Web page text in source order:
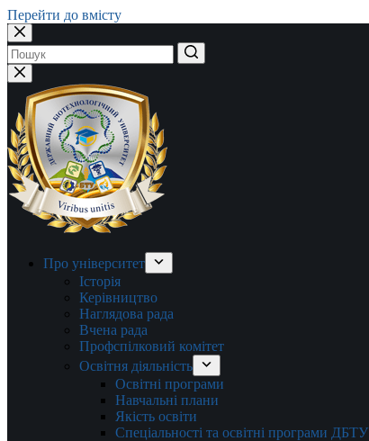
Перейти до вмісту
Немає
результатів
Про університет
Історія
Керівництво
Наглядова рада
Вчена рада
Профспілковий комітет
Освітня діяльність
Освітні програми
Навчальні плани
Якість освіти
Спеціальності та освітні програми ДБТУ